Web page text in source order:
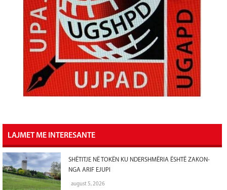
LAJMET ME INTERESANTE
SHËTITJE NË TOKËN KU NDERSHMËRIA ËSHTË ZAKON-
NGA ARIF EJUPI
august 5, 2026